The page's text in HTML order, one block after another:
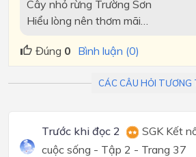
Cây nhỏ rừng Trường Sơn
Hiểu lòng nên thơm mãi…
Đúng 0 Bình luận (0)
CÁC CÂU HỎI TƯƠNG
Trước khi đọc 2
SGK Kết
cuộc sống - Tập 2 - Trang 37